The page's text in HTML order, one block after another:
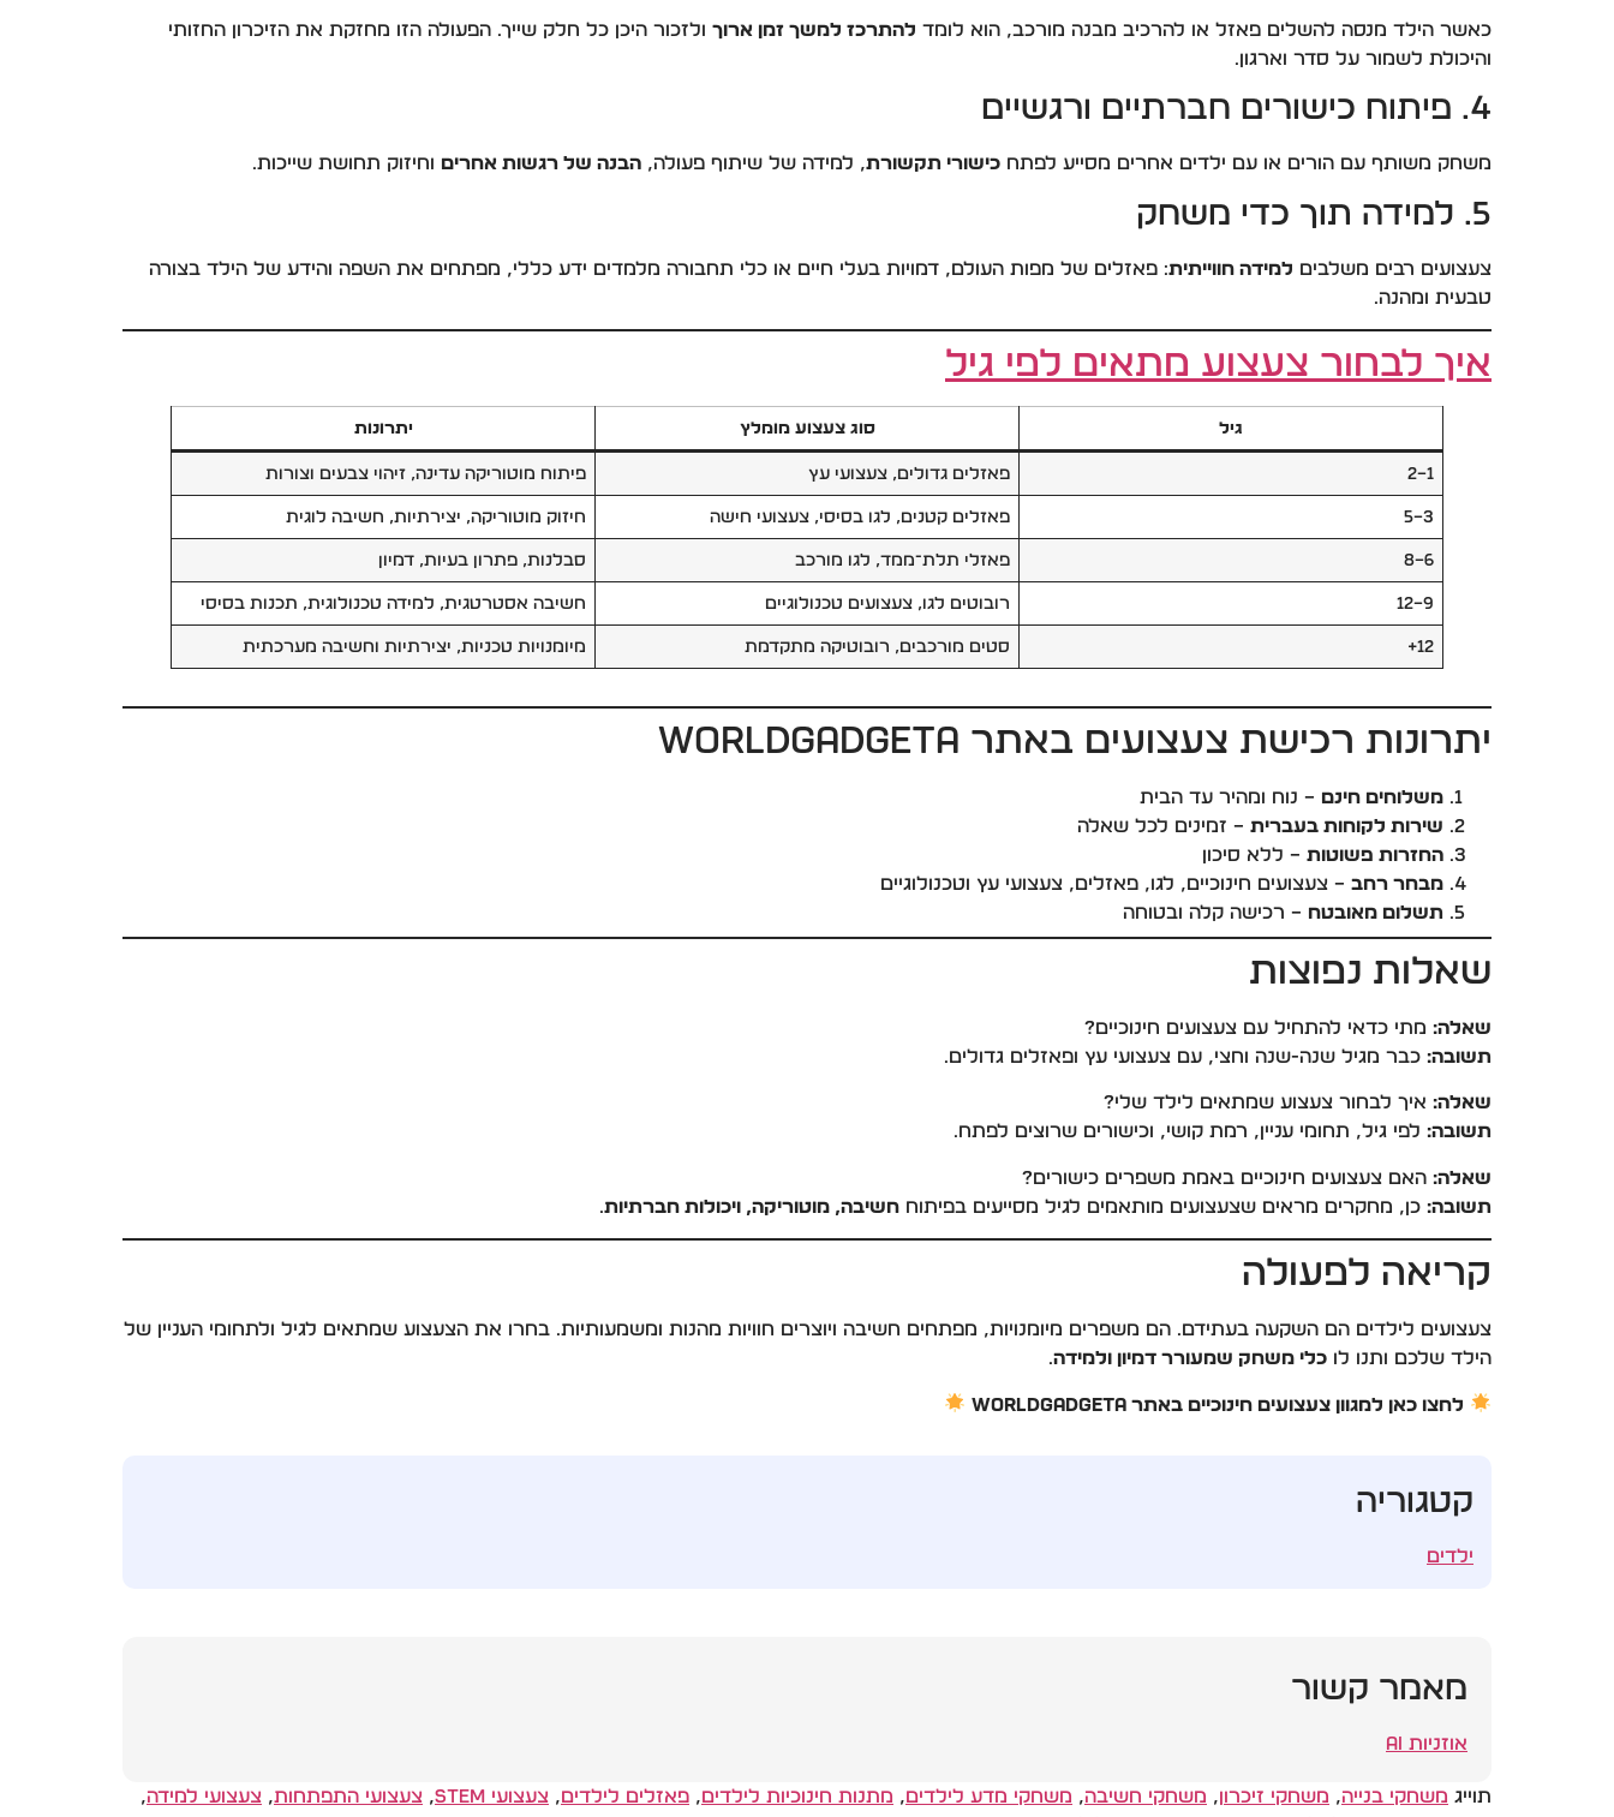
כאשר הילד מנסה להשלים פאזל או להרכיב מבנה מורכב, הוא לומד להתרכז למשך זמן ארוך ולזכור היכן כל חלק שייך. הפעולה הזו מחזקת את הזיכרון החזותי
והיכולת לשמור על סדר וארגון.
4. פיתוח כישורים חברתיים ורגשיים
משחק משותף עם הורים או עם ילדים אחרים מסייע לפתח כישורי תקשורת, למידה של שיתוף פעולה, הבנה של רגשות אחרים וחיזוק תחושת שייכות.
5. למידה תוך כדי משחק
צעצועים רבים משלבים למידה חווייתית: פאזלים של מפות העולם, דמויות בעלי חיים או כלי תחבורה מלמדים ידע כללי, מפתחים את השפה והידע של הילד בצורה
טבעית ומהנה.
איך לבחור צעצוע מתאים לפי גיל
גיל סוג צעצוע מומלץ יתרונות
1–2 פאזלים גדולים, צעצועי עץ פיתוח מוטוריקה עדינה, זיהוי צבעים וצורות
3–5 פאזלים קטנים, לגו בסיסי, צעצועי חישה חיזוק מוטוריקה, יצירתיות, חשיבה לוגית
6–8 פאזלי תלת־ממד, לגו מורכב סבלנות, פתרון בעיות, דמיון
9–12 רובוטים לגו, צעצועים טכנולוגיים חשיבה אסטרטגית, למידה טכנולוגית, תכנות בסיסי
12+ סטים מורכבים, רובוטיקה מתקדמת מיומנויות טכניות, יצירתיות וחשיבה מערכתית
יתרונות רכישת צעצועים באתר WorldGadgeta
משלוחים חינם – נוח ומהיר עד הבית
שירות לקוחות בעברית – זמינים לכל שאלה
החזרות פשוטות – ללא סיכון
מבחר רחב – צעצועים חינוכיים, לגו, פאזלים, צעצועי עץ וטכנולוגיים
תשלום מאובטח – רכישה קלה ובטוחה
שאלות נפוצות
שאלה: מתי כדאי להתחיל עם צעצועים חינוכיים?
תשובה: כבר מגיל שנה-שנה וחצי, עם צעצועי עץ ופאזלים גדולים.
שאלה: איך לבחור צעצוע שמתאים לילד שלי?
תשובה: לפי גיל, תחומי עניין, רמת קושי, וכישורים שרוצים לפתח.
שאלה: האם צעצועים חינוכיים באמת משפרים כישורים?
תשובה: כן, מחקרים מראים שצעצועים מותאמים לגיל מסייעים בפיתוח חשיבה, מוטוריקה, ויכולות חברתיות.
קריאה לפעולה
צעצועים לילדים הם השקעה בעתידם. הם משפרים מיומנויות, מפתחים חשיבה ויוצרים חוויות מהנות ומשמעותיות. בחרו את הצעצוע שמתאים לגיל ולתחומי העניין של
הילד שלכם ותנו לו כלי משחק שמעורר דמיון ולמידה.
לחצו כאן למגוון צעצועים חינוכיים באתר WorldGadgeta
קטגוריה
ילדים
מאמר קשור
אוזניות AI
תוייג משחקי בנייה, משחקי זיכרון, משחקי חשיבה, משחקי מדע לילדים, מתנות חינוכיות לילדים, פאזלים לילדים, צעצועי STEM , צעצועי התפתחות, צעצועי למידה,